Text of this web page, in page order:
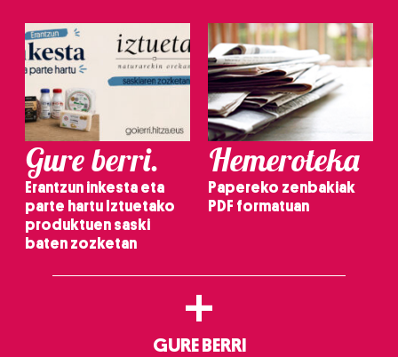
Gure berri.
Erantzun inkesta eta
parte hartu Iztuetako
produktuen saski
baten zozketan
Hemeroteka
Papereko zenbakiak
PDF formatuan
+
GURE BERRI